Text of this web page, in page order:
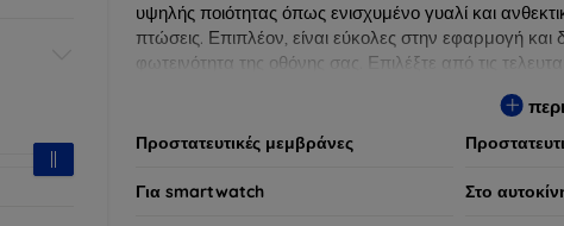
υψηλής ποιότητας όπως ενισχυμένο γυαλί και
πτώσεις. Επιπλέον, είναι εύκολες στην εφαρμογή
φωτεινότητα της οθόνης σας. Επιλέξτε από τις
Προστατευτικές μεμβράνες
Για smartwatch Στο